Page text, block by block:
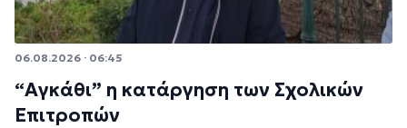
06.08.2026 · 06:45
“Αγκάθι” η κατάργηση των Σχολικών
Επιτροπών